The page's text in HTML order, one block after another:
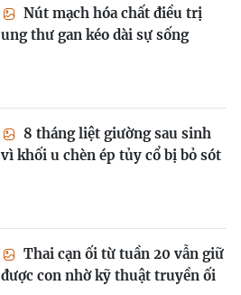
Nút mạch hóa chất điều trị
ung thư gan kéo dài sự sống
8 tháng liệt giường sau sinh
vì khối u chèn ép tủy cổ bị bỏ sót
Thai cạn ối từ tuần 20 vẫn giữ
được con nhờ kỹ thuật truyền ối